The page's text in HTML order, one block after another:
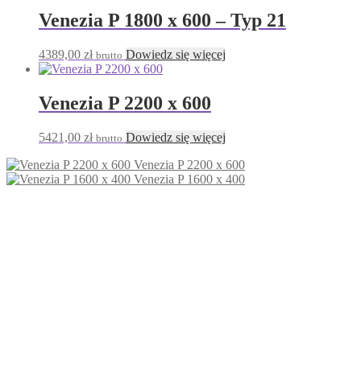
Venezia P 1800 x 600 – Typ 21
4389,00 zł brutto Dowiedz się więcej
Venezia P 2200 x 600
5421,00 zł brutto Dowiedz się więcej
Venezia P 2200 x 600
Venezia P 1600 x 400